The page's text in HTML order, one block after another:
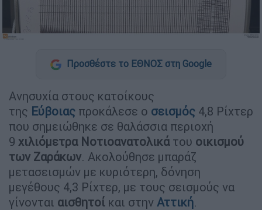
Προσθέστε το ΕΘΝΟΣ στη Google
Ανησυχία στους κατοίκους
της Εύβοιας προκάλεσε ο σεισμός 4,8 Ρίχτερ
που σημειώθηκε σε θαλάσσια περιοχή
9 χιλιόμετρα Νοτιοανατολικάτου οικισμού
των Ζαράκων. Ακολούθησε μπαράζ
μετασεισμών με κυριότερη, δόνηση
μεγέθους 4,3 Ρίχτερ, με τους σεισμούς να
γίνονται αισθητοί και στην Αττική.